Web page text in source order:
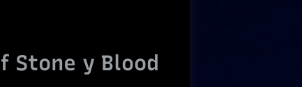
Stone y Blood